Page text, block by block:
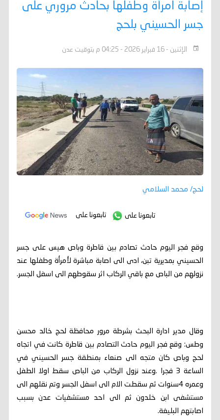
إصابة امرأة وطفلها بحادث مروري على
جسر الحسيني بلحج
الإثنين - 16 فبراير 2026 - 04:25 م بتوقيت عدن
لحج/ محمد السلامي
تابعونا على تابعونا على
وقع فجر اليوم حادث تصادم بين قاطرة وباص هيس على جسر
الحسيني بمديرية تبن، ادى الى اصابة مباشرة لأمرأة وطفلها عند
نزولهم من الباص مع باقي الركاب اثر سقوطهم الى اسفل الجسر.
وقال مدير ادارة البحث بشرطة مرور محافظة لحج خالد محسن
وطس: وقع فجر اليوم حادث التصادم بين قاطرة كانت في اتجاه
لحج وباص كان متجه الى صنعاء بمنطقة جسر الحسيني في
الساعة 3 فجرا .وعند نزول الركاب من الباص سقط اولا الطفل
وعمره 4سنوات ثم سقطت الام الى اسفل الجسر وتم نقلهم الى
مستشفى ابن خلدون ثم الى احد مستشفيات عدن بسبب
اصابتهم البليغة.